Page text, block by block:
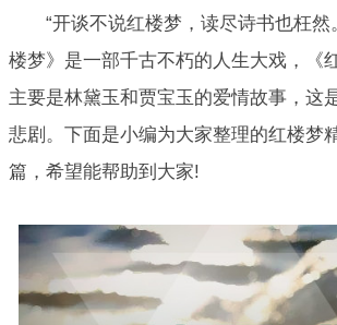
“开谈不说红楼梦，读尽诗书也枉然
楼梦》是一部千古不朽的人生大戏，《
主要是林黛玉和贾宝玉的爱情故事，这
悲剧。下面是小编为大家整理的红楼梦
篇，希望能帮助到大家!